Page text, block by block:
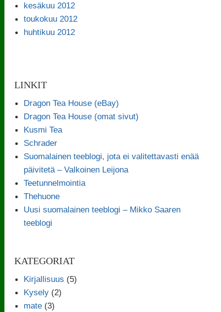
kesäkuu 2012
toukokuu 2012
huhtikuu 2012
LINKIT
Dragon Tea House (eBay)
Dragon Tea House (omat sivut)
Kusmi Tea
Schrader
Suomalainen teeblogi, jota ei valitettavasti enää
päivitetä – Valkoinen Leijona
Teetunnelmointia
Thehuone
Uusi suomalainen teeblogi – Mikko Saaren
teeblogi
KATEGORIAT
Kirjallisuus (5)
Kysely (2)
mate (3)